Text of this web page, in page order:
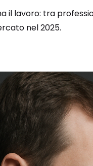
il lavoro: tra
nel 2025.